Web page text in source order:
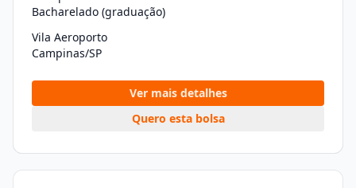
Bacharelado (graduação)
Vila Aeroporto
Campinas/SP
Ver mais detalhes
Quero esta bolsa